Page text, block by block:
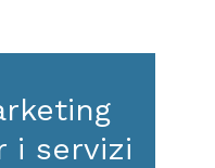
i servizi